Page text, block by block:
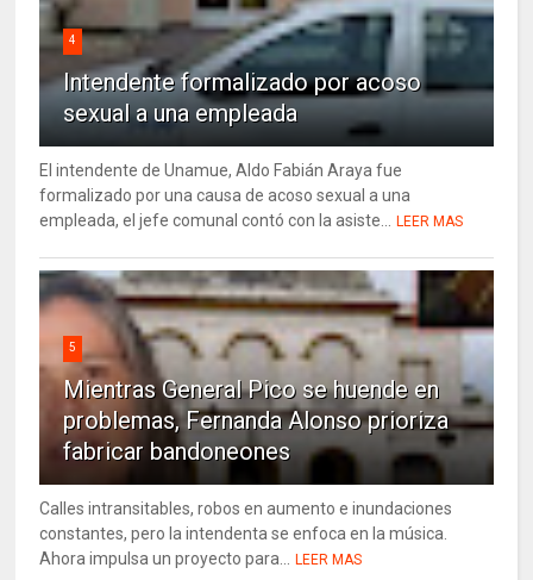
4
Intendente formalizado por acoso
sexual a una empleada
El intendente de Unamue, Aldo Fabián Araya fue
formalizado por una causa de acoso sexual a una
empleada, el jefe comunal contó con la asiste... LEER MAS
5
Mientras General Pico se huende en
problemas, Fernanda Alonso prioriza
fabricar bandoneones
Calles intransitables, robos en aumento e inundaciones
constantes, pero la intendenta se enfoca en la música.
Ahora impulsa un proyecto para... LEER MAS